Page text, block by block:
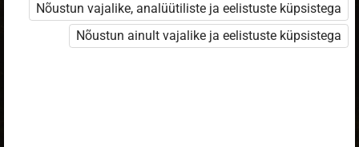
eKool
Stuudium
Opiq
HarID
Nõustun vajalike, analüütiliste ja eelistuste küpsistega
Nõustun ainult vajalike ja eelistuste küpsistega